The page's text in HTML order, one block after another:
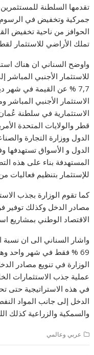
تقدمها السلطنة
جمركية وتخفيض في الرسوم
الحوافز من ناحية تخفيض
تملك الأراضي للاستثمار
واوضح السناني ان هناك
للاستثمار الأجنبي
الاستثمار الأجنبي
الاستثمارية في سلطنة عُمان
قطر والولايات المتحدة
الدول ووزارة التجارة
الدول و الأسواق تستهدفها
المستهدفة بناء على هذه
للإستثمار بتنظيم فعاليات
كما تقوم الوزارة بجذب
مصادر الدخل وكذلك توفير
الاقتصاد الوطني بمشاريع
واشار السناني الى ان نسبة
69 % فقط في شهر واحد
الوزارة في تنويع مصادر
عملية جذب الاستثمارات
في هذه الاستراتيجية حتى
الدخل إلى جانب المواد
والسمكية والزراعية كذلك
عربي وعالمي